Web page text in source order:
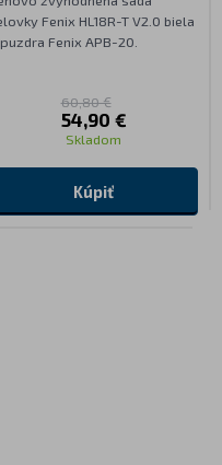
Fenix HL18R-T V2.0 biela
Fenix APB-20.
60,80 €
54,90 €
Skladom
Kúpiť